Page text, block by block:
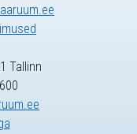
Tallinn